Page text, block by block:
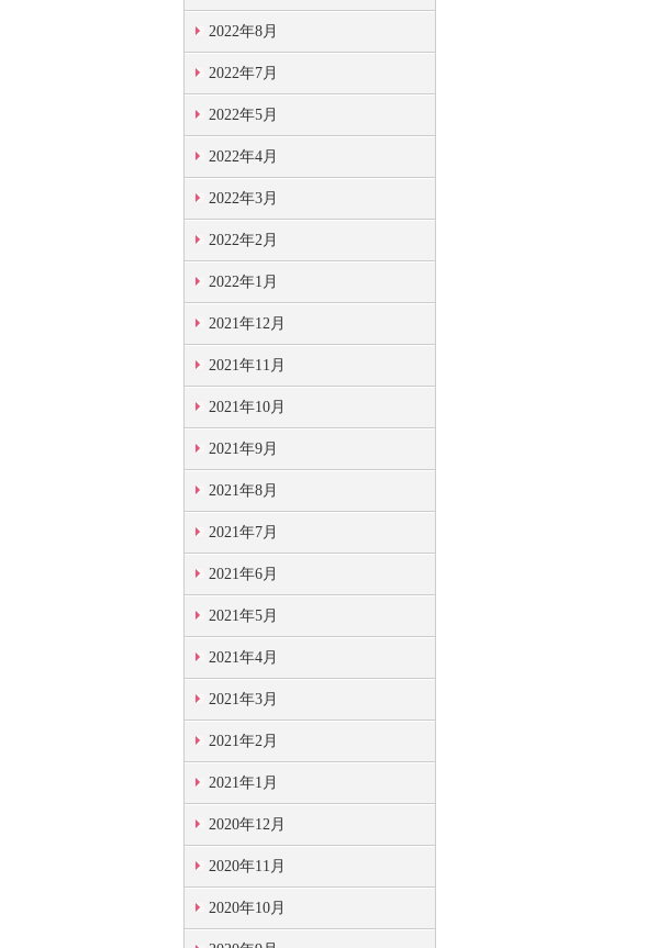
2022年8月
2022年7月
2022年5月
2022年4月
2022年3月
2022年2月
2022年1月
2021年12月
2021年11月
2021年10月
2021年9月
2021年8月
2021年7月
2021年6月
2021年5月
2021年4月
2021年3月
2021年2月
2021年1月
2020年12月
2020年11月
2020年10月